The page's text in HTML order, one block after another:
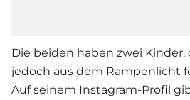
Die beiden haben zwei Kinder,
jedoch aus dem Rampenlicht
Auf seinem Instagram-Profil